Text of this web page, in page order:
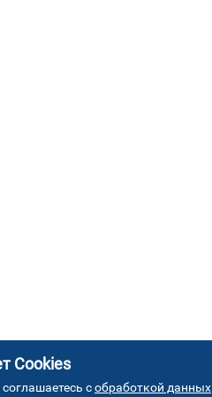
Cookies
собработкой данных